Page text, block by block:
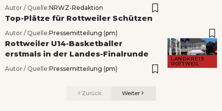
Autor / Quelle:NRWZ-Redaktion
Top-Plätze für Rottweiler Schützen
Autor / Quelle:Pressemitteilung (pm)
LANDKREIS
ROTTWEIL
Rottweiler U14-Basketballer
erstmals in der Landes-Finalrunde
Autor / Quelle:Pressemitteilung (pm)
Zurück Weiter